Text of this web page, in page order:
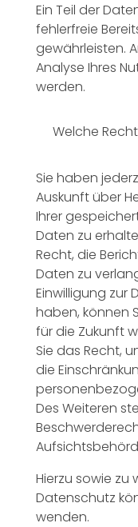
Ein Teil der
fehlerfreie
gewährleisten.
Analyse Ihres
werden.
Welche
Sie haben
Auskunft über
Ihrer
Daten zu
Recht, die
Daten zu
Einwilligung zur
haben, können
für die Zukunft
Sie das Recht,
die
Des Weiteren
Hierzu sowie zu
Datenschutz
wenden.